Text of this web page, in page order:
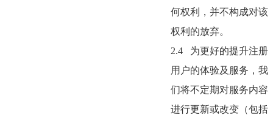
何权利，并不构成对该
权利的放弃。
2.4
为更好的提升注册
用户的体验及服务，我
们将不定期对服务内容
进行更新或改变（包括